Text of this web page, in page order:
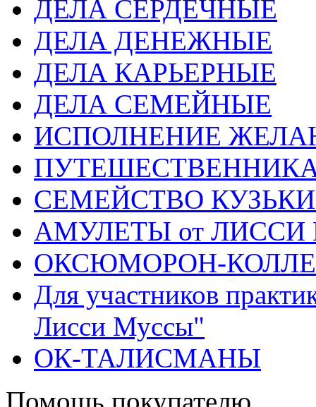
ДЕЛА СЕРДЕЧНЫЕ
ДЕЛА ДЕНЕЖНЫЕ
ДЕЛА КАРЬЕРНЫЕ
ДЕЛА СЕМЕЙНЫЕ
ИСПОЛНЕНИЕ
СЕМЕЙСТВО
АМУЛЕТЫ от
ОКСЮМОРОН-
Для участников
Лисси Муссы"
ОК-ТАЛИСМАНЫ
Помощь покупателю